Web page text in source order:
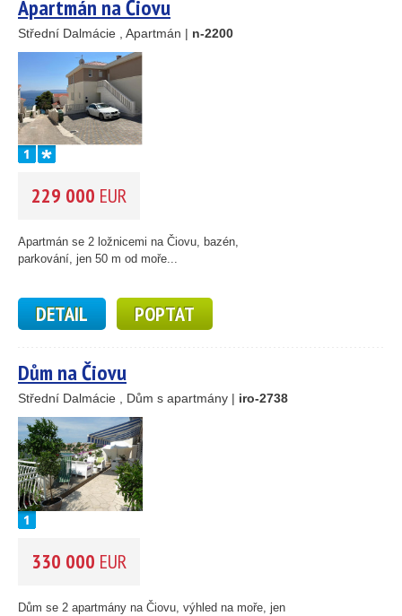
Apartmán na Čiovu
Střední Dalmácie , Apartmán | n-2200
229 000 EUR
Apartmán se 2 ložnicemi na Čiovu, bazén,
parkování, jen 50 m od moře...
DETAIL POPTAT
Dům na Čiovu
Střední Dalmácie , Dům s apartmány | iro-2738
330 000 EUR
Dům se 2 apartmány na Čiovu, výhled na moře, jen